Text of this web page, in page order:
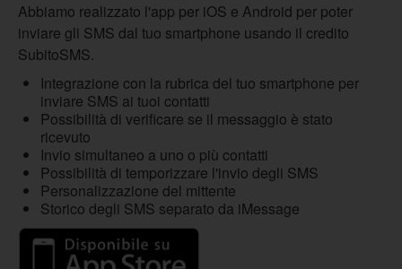
Abbiamo realizzato l'app per iOS e Android per poter
inviare gli SMS dal tuo smartphone usando il credito
SubitoSMS.
Integrazione con la rubrica del tuo smartphone per
inviare SMS ai tuoi contatti
Possibilità di verificare se il messaggio è stato
ricevuto
Invio simultaneo a uno o più contatti
Possibilità di temporizzare l'invio degli SMS
Personalizzazione del mittente
Storico degli SMS separato da iMessage